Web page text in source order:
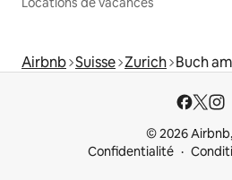
Airbnb Suisse Zurich Buch
© 2026
Confidentialité